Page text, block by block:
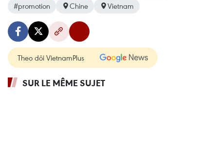
#promotion
Chine Vietnam
Theo dõi VietnamPlus
SUR LE MÊME SUJET